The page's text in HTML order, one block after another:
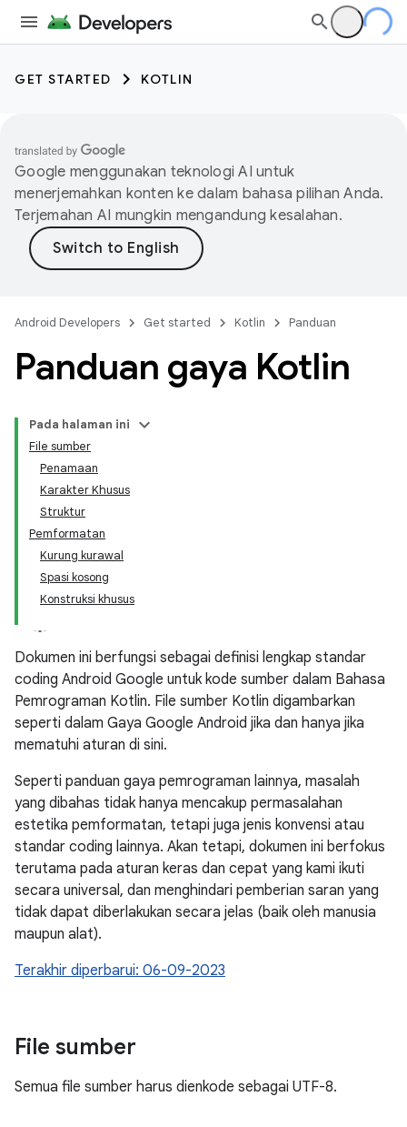
GET STARTED KOTLIN
Google menggunakan teknologi AI untuk
menerjemahkan konten ke dalam bahasa pilihan Anda.
Terjemahan AI mungkin mengandung kesalahan.
Android Developers Get started Kotlin Panduan
Panduan gaya Kotlin
Pada halaman ini
File sumber
Penamaan
Karakter Khusus
Struktur
Pemformatan
Kurung kurawal
Spasi kosong
Konstruksi khusus
Dokumen ini berfungsi sebagai definisi lengkap standar
coding Android Google untuk kode sumber dalam Bahasa
Pemrograman Kotlin. File sumber Kotlin digambarkan
seperti dalam Gaya Google Android jika dan hanya jika
mematuhi aturan di sini.
Seperti panduan gaya pemrograman lainnya, masalah
yang dibahas tidak hanya mencakup permasalahan
estetika pemformatan, tetapi juga jenis konvensi atau
standar coding lainnya. Akan tetapi, dokumen ini berfokus
terutama pada aturan keras dan cepat yang kami ikuti
secara universal, dan menghindari pemberian saran yang
tidak dapat diberlakukan secara jelas (baik oleh manusia
maupun alat).
Terakhir diperbarui: 06-09-2023
File sumber
Semua file sumber harus dienkode sebagai UTF-8.